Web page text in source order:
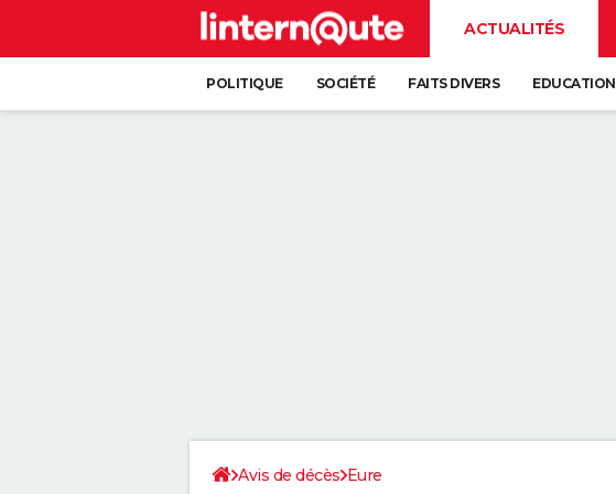
ACTUALITÉS
POLITIQUE SOCIÉTÉ FAITS DIVERS EDUCATION
Avis de décès Eure